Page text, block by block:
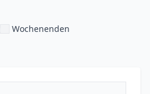
Wochenenden